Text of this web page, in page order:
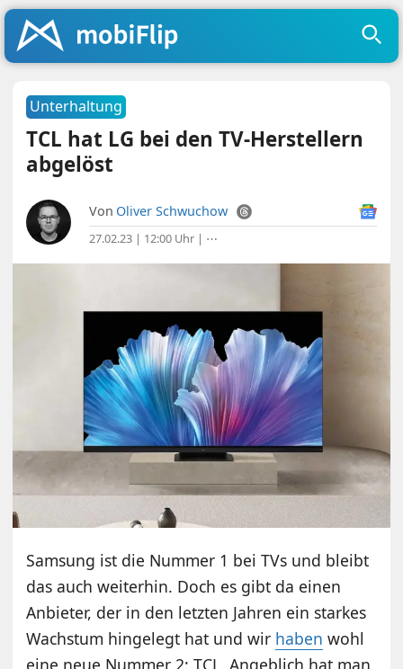
Unterhaltung
TCL hat LG bei den TV-Herstellern
abgelöst
Von Oliver Schwuchow
27.02.23 | 12:00 Uhr | ⋯
Samsung ist die Nummer 1 bei TVs und bleibt
das auch weiterhin. Doch es gibt da einen
Anbieter, der in den letzten Jahren ein starkes
Wachstum hingelegt hat und wir haben wohl
eine neue Nummer 2: TCL. Angeblich hat man